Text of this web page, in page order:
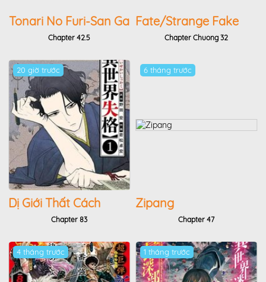
Tonari No Furi-San Ga
Tonikaku Kowai
Chapter 42.5
Fate/Strange Fake
Chapter Chuong 32
20 giờ trước
Dị Giới Thất Cách
Chapter 83
6 tháng trước
Zipang
Chapter 47
4 tháng trước 1 tháng trước